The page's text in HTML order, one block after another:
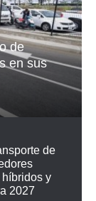
de
en sus
de
y
2027